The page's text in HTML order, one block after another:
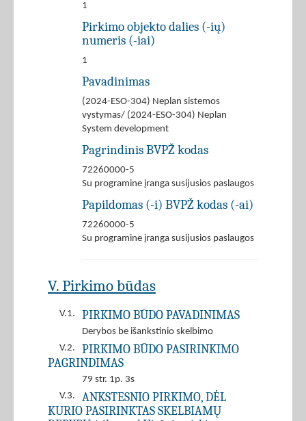
1
Pirkimo objekto dalies (-ių)
numeris (-iai)
1
Pavadinimas
(2024-ESO-304) Neplan sistemos
vystymas/ (2024-ESO-304) Neplan
System development
Pagrindinis BVPŽ kodas
72260000-5
Su programine įranga susijusios paslaugos
Papildomas (-i) BVPŽ kodas (-ai)
72260000-5
Su programine įranga susijusios paslaugos
V. Pirkimo būdas
V.1. PIRKIMO BŪDO PAVADINIMAS
Derybos be išankstinio skelbimo
V.2.
PIRKIMO BŪDO PASIRINKIMO
PAGRINDIMAS
79 str. 1p. 3s
V.3.
ANKSTESNIO PIRKIMO, DĖL
KURIO PASIRINKTAS SKELBIAMŲ